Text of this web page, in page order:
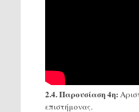
2.4. Παρουσίαση 4η:
επιστήμονας.